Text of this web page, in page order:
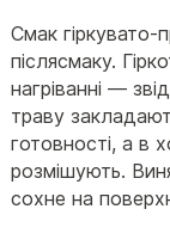
Смак гіркувато-
післясмаку.
нагріванні —
траву
готовності, а в
розмішують.
сохне на